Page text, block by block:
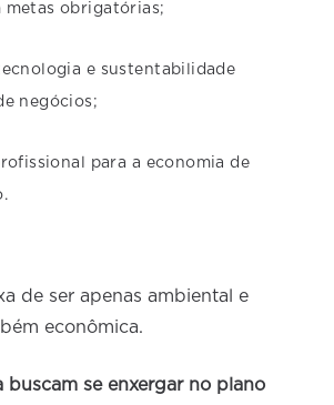
metas obrigatórias;
e sustentabilidade
negócios;
para a economia de
de ser apenas ambiental e
econômica.
buscam se enxergar no plano